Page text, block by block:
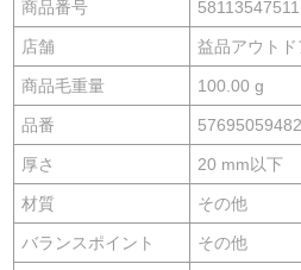
商品番号 58113547511
店舗 益品アウト
商品毛重量 100.00 g
品番
厚さ 20 mm以下
材質 その他
バランスポイント その他